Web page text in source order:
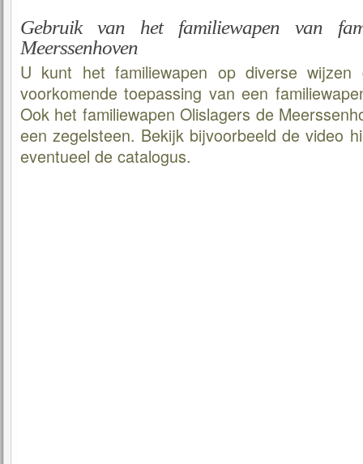
Gebruik van het familiewapen van
Meerssenhoven
U kunt het familiewapen op diverse wijzen
voorkomende toepassing van een
Ook het familiewapen Olislagers de
een zegelsteen. Bekijk bijvoorbeeld de video
eventueel de catalogus.